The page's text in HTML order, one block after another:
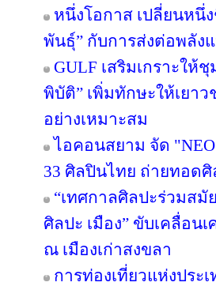
หนึ่งโอกาส เปลี่ยนหนึ่
พันธุ์” กับการส่งต่อพลัง
GULF เสริมเกราะให้
พิบัติ” เพิ่มทักษะให้เยา
อย่างเหมาะสม
ไอคอนสยาม จัด "NEO
33 ศิลปินไทย ถ่ายทอด
“เทศกาลศิลปะร่วมสมั
ศิลปะ เมือง” ขับเคลื่อน
ณ เมืองเก่าสงขลา
การท่องเที่ยวแห่งปร